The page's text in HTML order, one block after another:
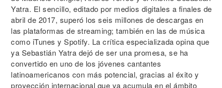
Yatra. El sencillo, editado por medios digitales a finales de
abril de 2017, superó los seis millones de descargas en
las plataformas de streaming; también en las de música
como iTunes y Spotify. La crítica especializada opina que
ya Sebastián Yatra dejó de ser una promesa, se ha
convertido en uno de los jóvenes cantantes
latinoamericanos con más potencial, gracias al éxito y
proyección internacional que ya acumula en el ámbito